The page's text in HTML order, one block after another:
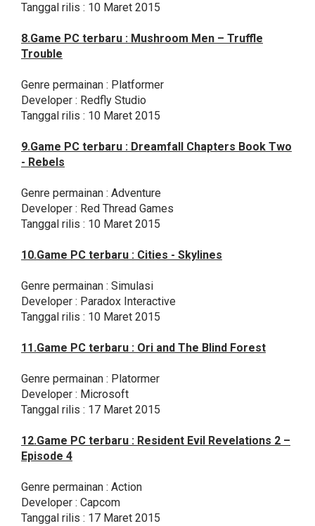
Tanggal rilis : 10 Maret 2015
8.Game PC terbaru : Mushroom Men – Truffle
Trouble
Genre permainan : Platformer
Developer : Redfly Studio
Tanggal rilis : 10 Maret 2015
9.Game PC terbaru : Dreamfall Chapters Book Two
- Rebels
Genre permainan : Adventure
Developer : Red Thread Games
Tanggal rilis : 10 Maret 2015
10.Game PC terbaru : Cities - Skylines
Genre permainan : Simulasi
Developer : Paradox Interactive
Tanggal rilis : 10 Maret 2015
11.Game PC terbaru : Ori and The Blind Forest
Genre permainan : Platormer
Developer : Microsoft
Tanggal rilis : 17 Maret 2015
12.Game PC terbaru : Resident Evil Revelations 2 –
Episode 4
Genre permainan : Action
Developer : Capcom
Tanggal rilis : 17 Maret 2015